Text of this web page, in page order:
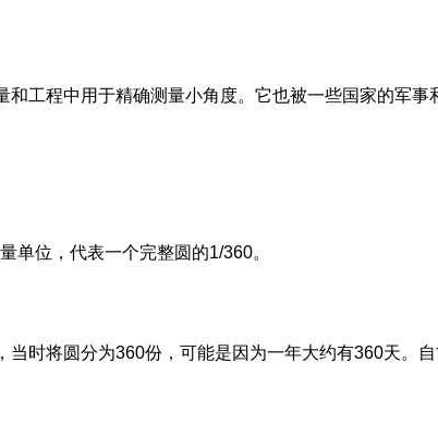
和工程中用于精确测量小角度。它也被一些国家的军事
单位，代表一个完整圆的1/360。
当时将圆分为360份，可能是因为一年大约有360天。